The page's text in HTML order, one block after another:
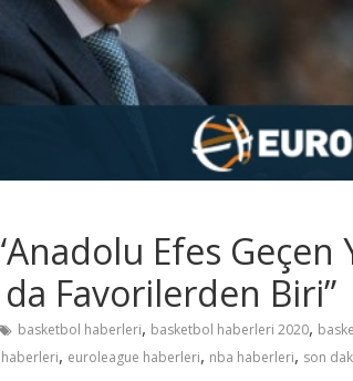
Efes Geçen
Favorilerden Biri”
basketbol haberleri, basketbol haberleri 2020,
, euroleague haberleri, nba haberleri, son